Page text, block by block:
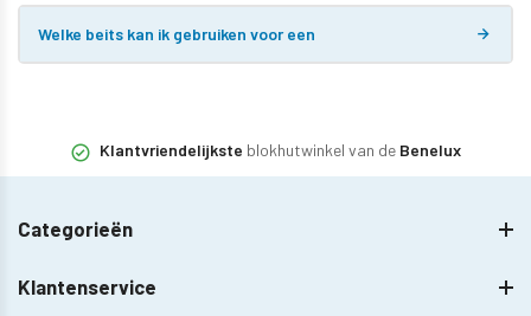
Welke beits kan ik gebruiken voor een
Klantvriendelijkste blokhutwinkel van de Benelux
Categorieën
Klantenservice